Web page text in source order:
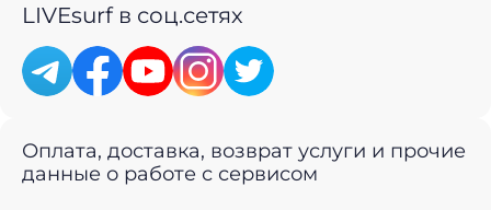
LIVEsurf в соц.сетях
Оплата, доставка, возврат услуги и прочие
данные о работе с сервисом